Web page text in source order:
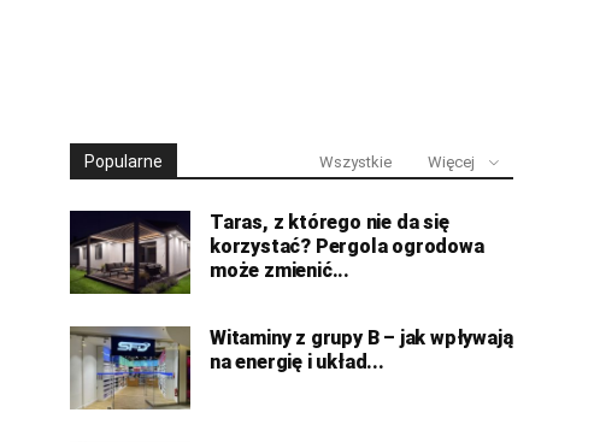
Popularne Wszystkie Więcej
Taras, z którego nie da się
korzystać? Pergola ogrodowa
może zmienić...
Witaminy z grupy B – jak wpływają
na energię i układ...